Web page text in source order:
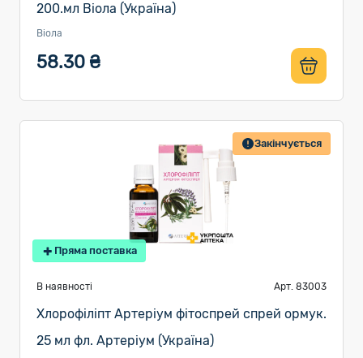
200.мл Віола (Україна)
Віола
58.30 ₴
Закінчується
Пряма поставка
В наявності Арт. 83003
Хлорофіліпт Артеріум фітоспрей спрей ормук.
25 мл фл. Артеріум (Україна)